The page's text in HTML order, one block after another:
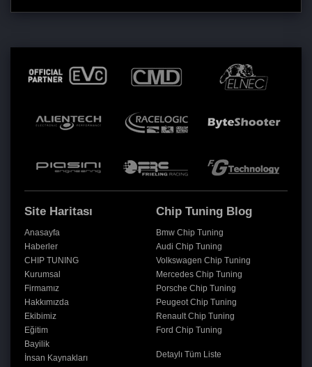
Site Haritası
Anasayfa
Haberler
CHIP TUNING
Kurumsal
Firmamız
Hakkımızda
Ekibimiz
Eğitim
Bayilik
İnsan Kaynakları
Chip Tuning Blog
Bmw Chip Tuning
Audi Chip Tuning
Volkswagen Chip Tuning
Mercedes Chip Tuning
Porsche Chip Tuning
Peugeot Chip Tuning
Renault Chip Tuning
Ford Chip Tuning
Detaylı Tüm Liste